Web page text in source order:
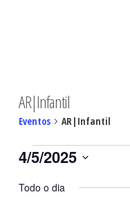
AR|Infantil
Eventos AR|Infantil
Eventos
for
04/05/2025
4/5/2025
Todo o dia